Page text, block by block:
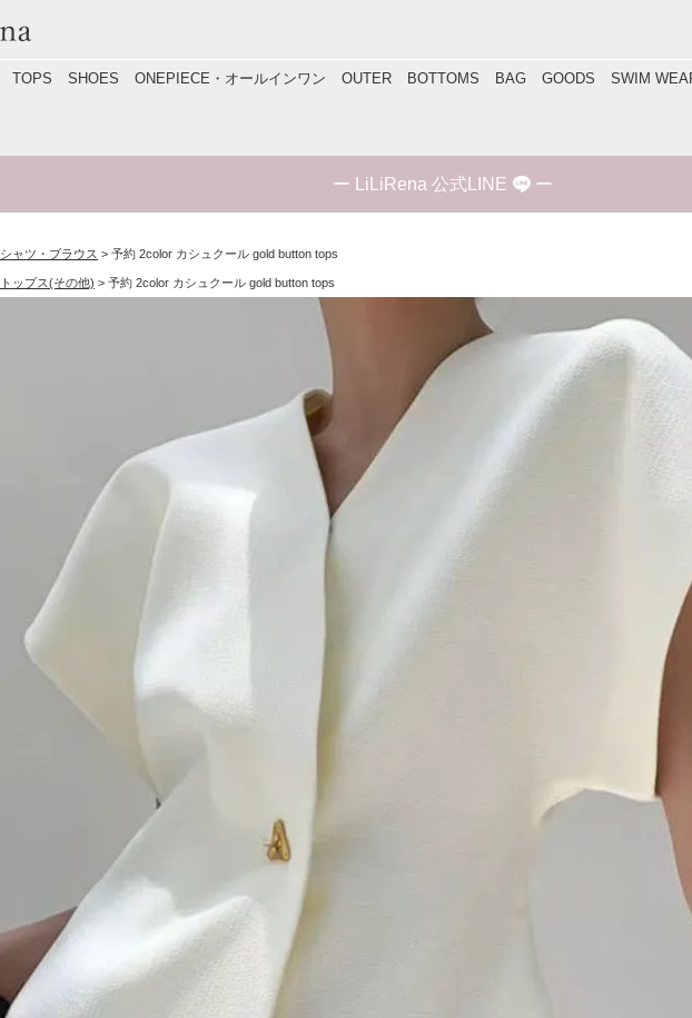
TOPS SHOES ONEPIECE・オールインワン OUTER BOTTOMS BAG GOODS SWIM
ー LiLiRena 公式LINE ー
シャツ・ブラウス 予約 2color カシュクール gold button tops
トップス(その他) 予約 2color カシュクール gold button tops